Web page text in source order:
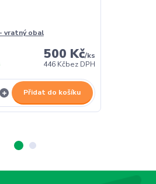
vratný obal
500 Kč/ks
446 Kčbez DPH
Přidat do košíku